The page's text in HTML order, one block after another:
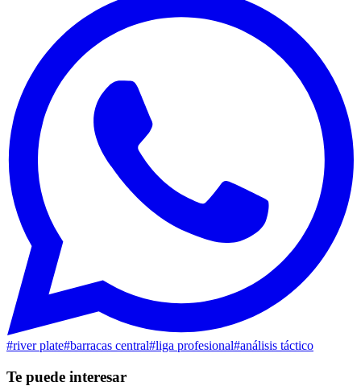
#river plate#barracas central#liga profesional#análisis táctico
Te puede interesar